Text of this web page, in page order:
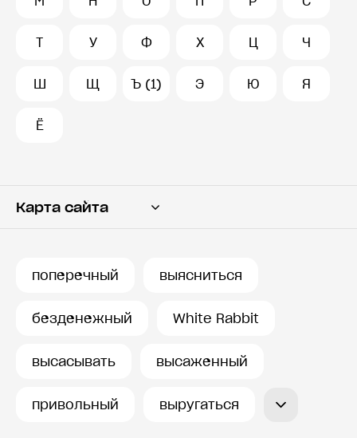
Т У Ф Х Ц Ч
Ш Щ Ъ (1) Э Ю Я
Ё
Карта сайта
поперечный выясниться
безденежный White Rabbit
высасывать высаженный
привольный выругаться